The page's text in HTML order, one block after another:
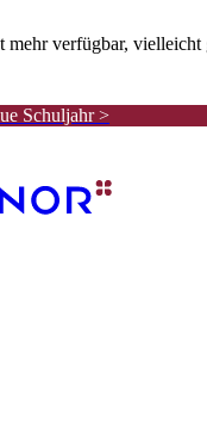
verfügbar,
Schuljahr >